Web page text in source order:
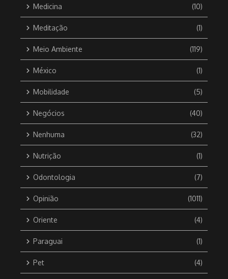
Medicina (10)
Meditação (1)
Meio Ambiente (119)
México (1)
Mobilidade (5)
Negócios (40)
Nenhuma (32)
Nutrição (1)
Odontologia (7)
Opinião (1011)
Oriente (4)
Paraguai (1)
Pet (4)